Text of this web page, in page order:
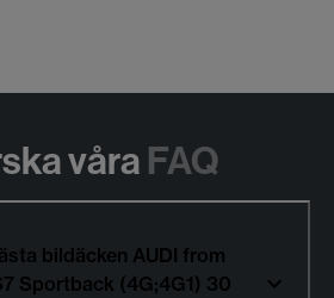
våra FAQ
bildäcken AUDI from
Sportback (4G;4G1) 30